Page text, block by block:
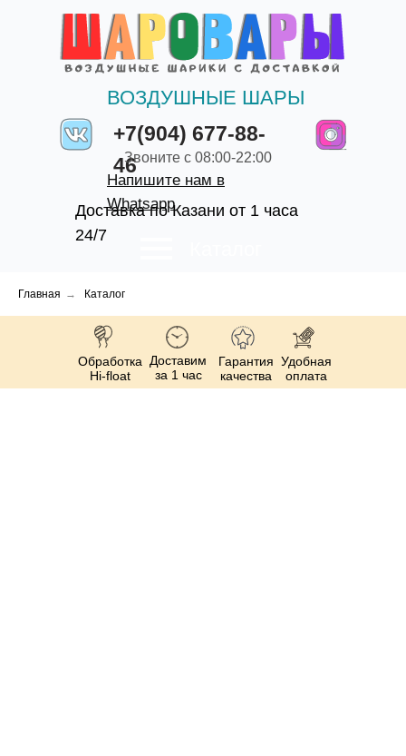
+7(904) 677-88-
46
ВОЗДУШНЫЕ ШАРЫ
Доставка по Казани от 1 часа
24/7
Звоните с 08:00-22:00
Напишите нам в
Whatsapp
Главная → Каталог
Обработка
Hi-float
Доставим
за 1 час
Гарантия
качества
Удобная
оплата